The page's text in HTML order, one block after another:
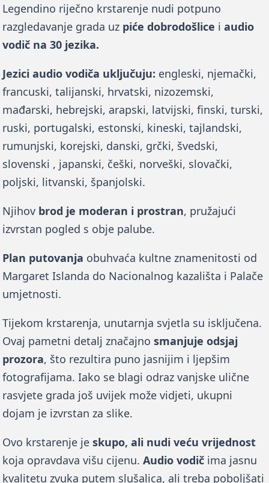
Legendino riječno krstarenje nudi potpuno
razgledavanje grada uz piće dobrodošlice i audio
vodič na 30 jezika.
Jezici audio vodiča uključuju: engleski, njemački,
francuski, talijanski, hrvatski, nizozemski,
mađarski, hebrejski, arapski, latvijski, finski, turski,
ruski, portugalski, estonski, kineski, tajlandski,
rumunjski, korejski, danski, grčki, švedski,
slovenski , japanski, češki, norveški, slovački,
poljski, litvanski, španjolski.
Njihov brod je moderan i prostran, pružajući
izvrstan pogled s obje palube.
Plan putovanja obuhvaća kultne znamenitosti od
Margaret Islanda do Nacionalnog kazališta i Palače
umjetnosti.
Tijekom krstarenja, unutarnja svjetla su isključena.
Ovaj pametni detalj značajno smanjuje odsjaj
prozora, što rezultira puno jasnijim i ljepšim
fotografijama. Iako se blagi odraz vanjske ulične
rasvjete grada još uvijek može vidjeti, ukupni
dojam je izvrstan za slike.
Ovo krstarenje je skupo, ali nudi veću vrijednost
koja opravdava višu cijenu. Audio vodič ima jasnu
kvalitetu zvuka putem slušalica, ali treba poboljšati